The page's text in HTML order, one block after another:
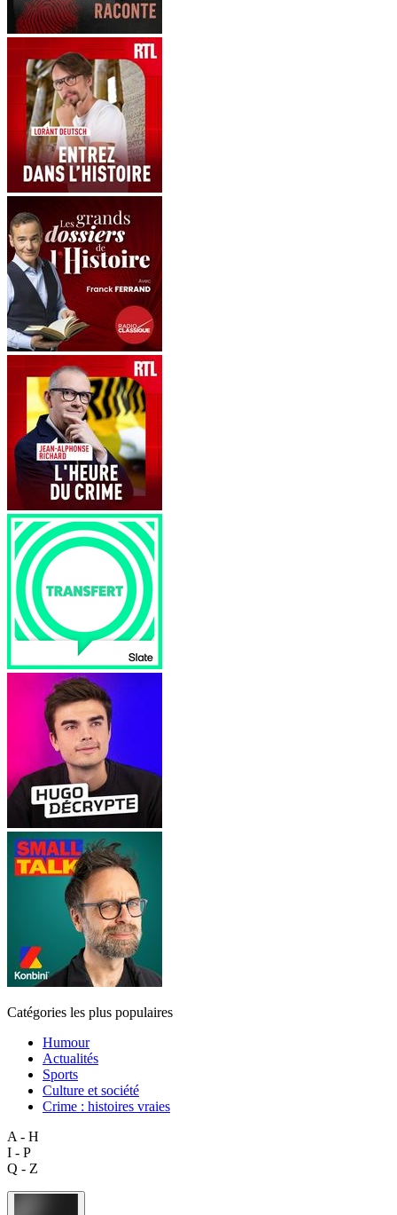
Catégories les plus populaires
Humour
Actualités
Sports
Culture et société
Crime : histoires vraies
A - H
I - P
Q - Z